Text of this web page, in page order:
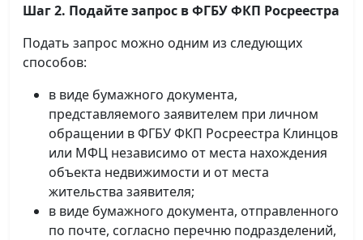
Шаг 2. Подайте запрос в ФГБУ ФКП Росреестра
Подать запрос можно одним из следующих
способов:
в виде бумажного документа,
представляемого заявителем при личном
обращении в ФГБУ ФКП Росреестра Клинцов
или МФЦ независимо от места нахождения
объекта недвижимости и от места
жительства заявителя;
в виде бумажного документа, отправленного
по почте, согласно перечню подразделений,